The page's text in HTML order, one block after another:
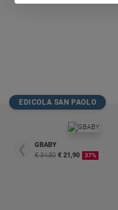
Policy
siamo
EDICOLA SAN PAOLO
❮
GBABY
€ 34,80 € 21,90 37%